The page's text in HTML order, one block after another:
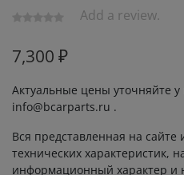
Add a review.
7,300 ₽
Актуальные цены уточняйте
info@bcarparts.ru .
Вся представленная на
технических характеристик,
информационный характер и